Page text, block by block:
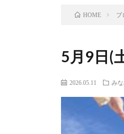
HOME ブ
5月9日(
2026.05.11 み